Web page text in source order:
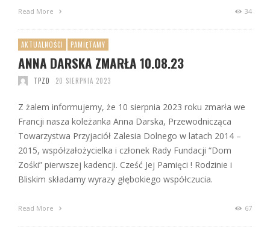
Read More 34
AKTUALNOŚCI PAMIĘTAMY
ANNA DARSKA ZMARŁA 10.08.23
TPZD 20 SIERPNIA 2023
Z żalem informujemy, że 10 sierpnia 2023 roku zmarła we
Francji nasza koleżanka Anna Darska, Przewodnicząca
Towarzystwa Przyjaciół Zalesia Dolnego w latach 2014 –
2015, współzałożycielka i członek Rady Fundacji “Dom
Zośki” pierwszej kadencji. Cześć Jej Pamięci ! Rodzinie i
Bliskim składamy wyrazy głębokiego współczucia.
Read More 67